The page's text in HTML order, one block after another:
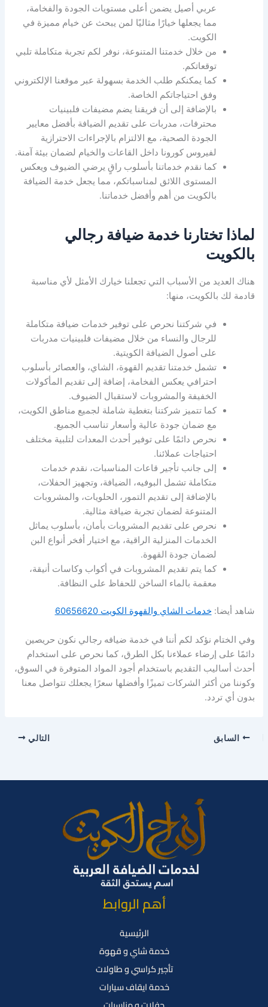
عربي أصيل يضمن أعلى مستويات الجودة والفخامة،
مما يجعلها خيارًا مثاليًا لمن يبحث عن خيام مميزة في
الكويت.
من خلال خدمتنا المتنوعة، نوفر لكم تجربة متكاملة تلبي
توقعاتكم.
كما يمكنكم طلب الخدمة بسهولة عبر موقعنا الإلكتروني
وفق احتياجاتكم الخاصة.
بالإضافة إلى أن فريقنا يضم مضيفات فلبينيات
محترفات، مدربات على تقديم الضيافة بأفضل معايير
الجودة الصحية، مع الالتزام بالإجراءات الاحترازية
لفيروس كورونا داخل القاعات والخيام لضمان بيئة آمنة.
كما نقدم خدماتنا بأسلوب راقٍ يرضي الضيوف ويعكس
المستوى اللائق لمناسباتكم، مما يجعل خدمة الضيافة
بالكويت من أهم وأفضل خدماتنا.
لماذا تختارنا خدمة ضيافة رجالي
بالكويت
هناك العديد من الأسباب التي تجعلنا خيارك الأمثل لأي مناسبة
قادمة لك بالكويت، منها:
في شركتنا نحرص على توفير خدمات ضيافة متكاملة
للرجال والنساء من خلال مضيفات فلبينيات مدربات
على أصول الضيافة الكويتية.
تشمل خدمتنا تقديم القهوة، الشاي، والعصائر بأسلوب
احترافي يعكس الفخامة، إضافة إلى تقديم المأكولات
الخفيفة والمشروبات لاستقبال الضيوف.
كما تتميز شركتنا بتغطية شاملة لجميع مناطق الكويت،
مع ضمان جودة عالية وأسعار تناسب الجميع.
نحرص دائمًا على توفير أحدث المعدات لتلبية مختلف
احتياجات عملائنا.
إلى جانب تأجير قاعات المناسبات، نقدم خدمات
متكاملة تشمل البوفيه، الضيافة، وتجهيز الحفلات،
بالإضافة إلى تقديم التمور، الحلويات، والمشروبات
المتنوعة لضمان تجربة ضيافة مثالية.
نحرص على تقديم المشروبات بأمان، بأسلوب يماثل
الخدمات المنزلية الراقية، مع اختيار أفخر أنواع البن
لضمان جودة القهوة.
كما يتم تقديم المشروبات في أكواب وكاسات أنيقة،
معقمة بالماء الساخن للحفاظ على النظافة.
شاهد أيضا:خدمات الشاي والقهوة الكويت 60656620
وفي الختام نؤكد لكم أننا في خدمة ضيافه رجالي نكون حريصين
دائمًا على إرضاء عملاءنا بكل الطرق، كما نحرص على استخدام
أحدث أساليب التقديم باستخدام أجود المواد المتوفرة في السوق،
وكوننا من أكثر الشركات تميزًا وأفضلها سعرًا يجعلك تتواصل معنا
بدون أي تردد.
السابق التالي
أهم الروابط
الرئيسية
خدمة شاي و قهوة
تأجير كراسي و طاولات
خدمة ايقاف سيارات